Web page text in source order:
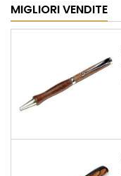
MIGLIORI VENDITE